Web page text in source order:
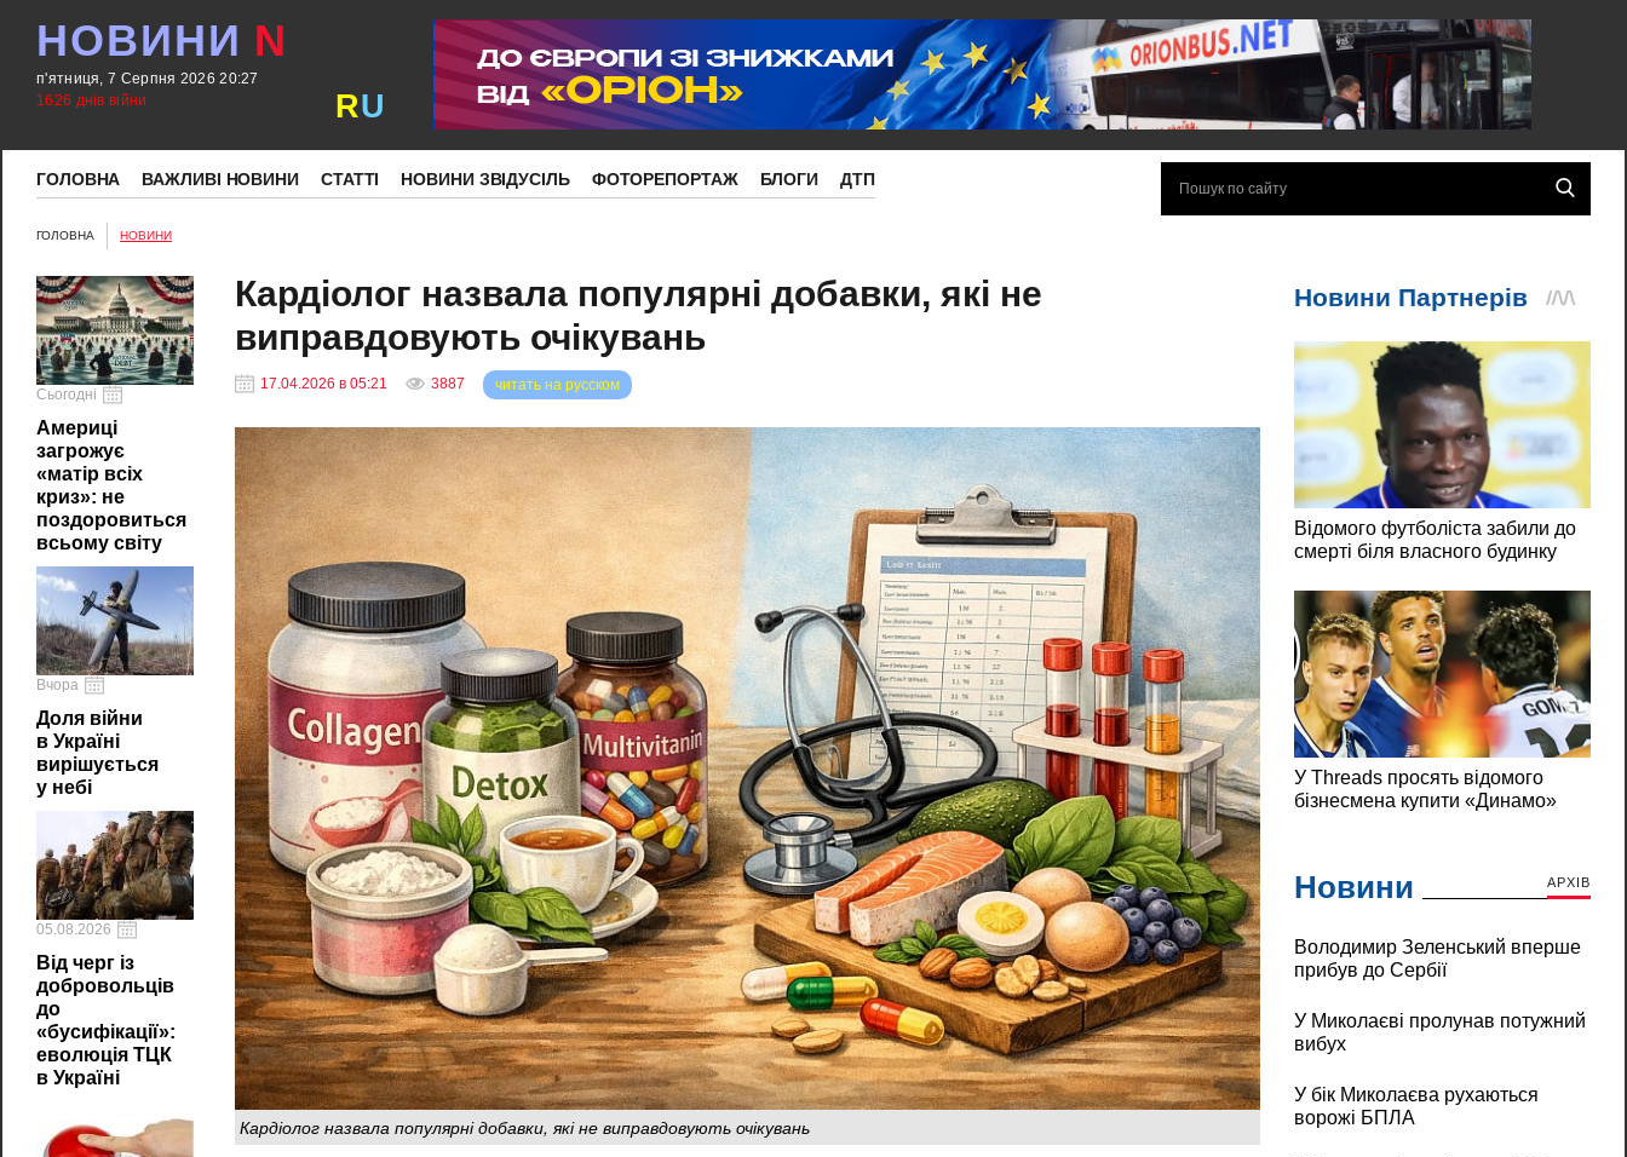
НОВИНИ N
п'ятниця, 7 Серпня 2026 20:27
1626 днів війни
RU
ГОЛОВНА ВАЖЛИВІ НОВИНИ СТАТТІ НОВИНИ ЗВІДУСІЛЬ ФОТОРЕПОРТАЖ БЛОГИ ДТП
ГОЛОВНА НОВИНИ
Сьогодні
Америці
загрожує
«матір всіх
криз»: не
поздоровиться
всьому світу
Вчора
Доля війни
в Україні
вирішується
у небі
05.08.2026
Від черг із
добровольців
до
«бусифікації»:
еволюція ТЦК
в Україні
Кардіолог назвала популярні добавки, які не
виправдовують очікувань
17.04.2026 в 05:21 3887 читать на русском
Кардіолог назвала популярні добавки, які не виправдовують очікувань
Новини АРХІВ
Володимир Зеленський вперше
прибув до Сербії
У Миколаєві пролунав потужний
вибух
У бік Миколаєва рухаються
ворожі БПЛА